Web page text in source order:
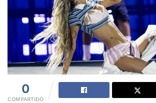
0
COMPARTIDO